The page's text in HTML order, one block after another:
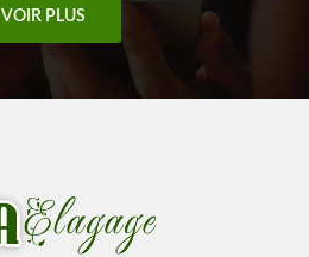
VOIR PLUS